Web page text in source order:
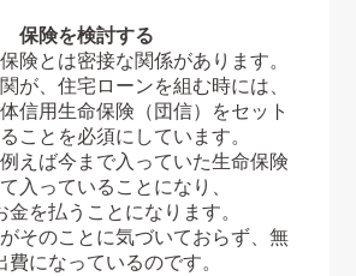
保険を検討する
険とは密接な関係があります。
が、住宅ローンを組む時には、
信用生命保険（団信）をセット
ことを必須にしています。
えば今まで入っていた生命保険
入っていることになり、
金を払うことになります。
そのことに気づいておらず、無
費になっているのです。